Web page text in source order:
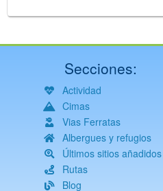
Secciones:
Actividad
Cimas
Vias Ferratas
Albergues y refugios
Últimos sitios añadidos
Rutas
Blog